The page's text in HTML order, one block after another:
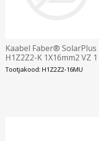
Kaabel Faber® SolarPlus
H1Z2Z2-K 1X16mm2 VZ 1
kV must
Tootjakood: H1Z2Z2-16MU